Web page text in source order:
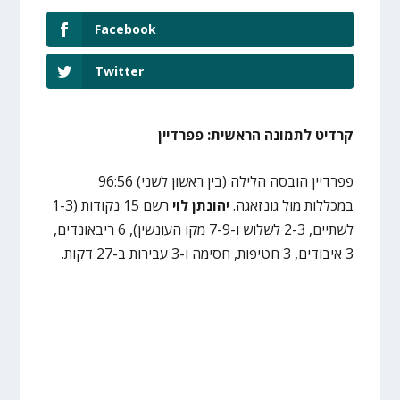
Facebook
Twitter
קרדיט לתמונה הראשית: פפרדיין
פפרדיין הובסה הלילה (בין ראשון לשני) 96:56
במכללות מול גונזאגה.יהונתן לוי
רשם 15 נקודות (1-3
לשתיים, 2-3 לשלוש ו-7-9 מקו העונשין), 6 ריבאונדים,
3 איבודים, 3 חטיפות, חסימה ו-3 עבירות ב-27 דקות.